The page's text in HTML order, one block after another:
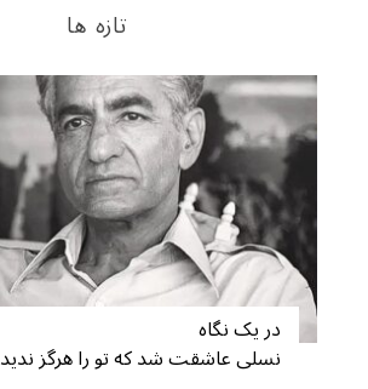
تازه ها
در یک نگاه
نسلی عاشقت شد که تو را هرگز ندید